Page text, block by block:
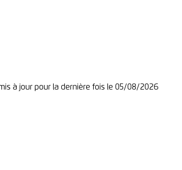
à jour pour la dernière fois le 05/08/2026